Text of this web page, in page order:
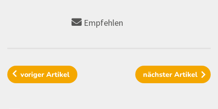
Empfehlen
vorigerArtikel nächster Artikel